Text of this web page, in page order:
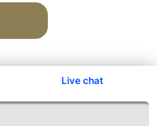
Live chat